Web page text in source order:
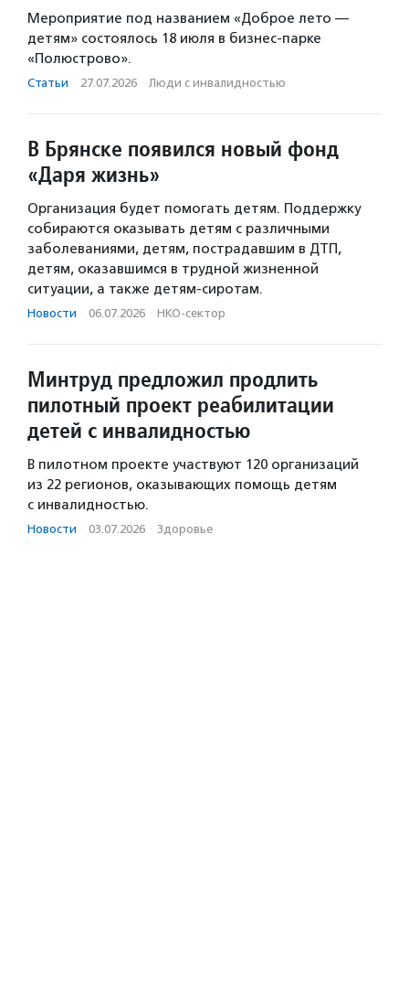
Мероприятие под названием «Доброе лето —
детям» состоялось 18 июля в бизнес-парке
«Полюстрово».
Статьи · 27.07.2026 · Люди с инвалидностью
В Брянске появился новый фонд
«Даря жизнь»
Организация будет помогать детям. Поддержку
собираются оказывать детям с различными
заболеваниями, детям, пострадавшим в ДТП,
детям, оказавшимся в трудной жизненной
ситуации, а также детям-сиротам.
Новости · 06.07.2026 · НКО-сектор
Минтруд предложил продлить
пилотный проект реабилитации
детей с инвалидностью
В пилотном проекте участвуют 120 организаций
из 22 регионов, оказывающих помощь детям
с инвалидностью.
Новости · 03.07.2026 · Здоровье